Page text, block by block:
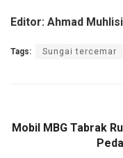
Editor: Ahmad
Tags: Sungai tercemar
Mobil MBG Tabrak